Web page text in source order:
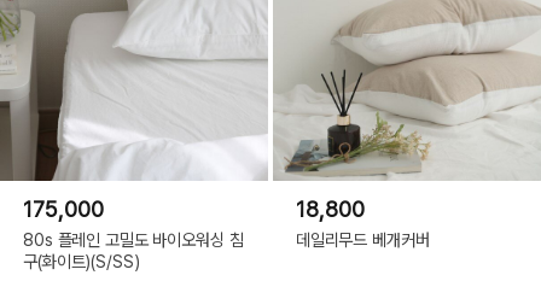
175,000
80s 플레인 고밀도 바이오워싱 침
구(화이트)(S/SS)
18,800
데일리무드 베개커버